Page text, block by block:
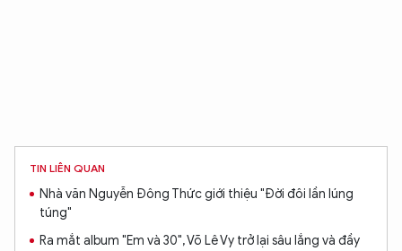
TIN LIÊN QUAN
Nhà văn Nguyễn Đông Thức giới thiệu "Đời đôi lần lúng
túng"
Ra mắt album "Em và 30", Võ Lê Vy trở lại sâu lắng và đầy